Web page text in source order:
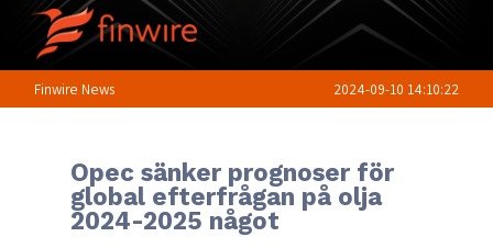
2024-09-10 14:10:22
Finwire News
Opec sänker prognoser för
global efterfrågan på olja
2024-2025 något